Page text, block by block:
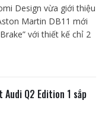
Design vừa giới thiệu
Martin DB11 mới
với thiết kế chỉ 2
Audi Q2 Edition 1 sắp